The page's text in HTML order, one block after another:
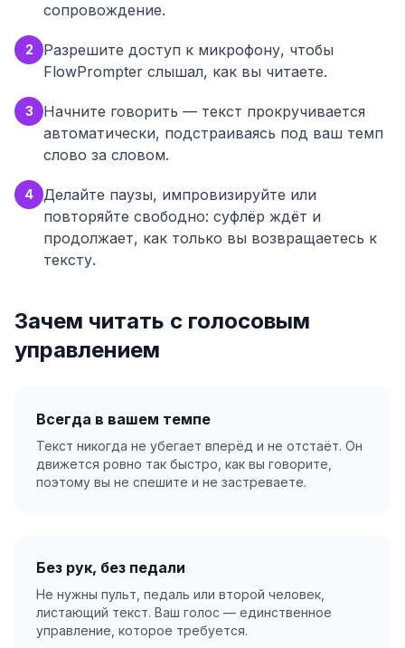
сопровождение.
2
Разрешите доступ к микрофону, чтобы
FlowPrompter слышал, как вы читаете.
3
Начните говорить — текст прокручивается
автоматически, подстраиваясь под ваш темп
слово за словом.
4
Делайте паузы, импровизируйте или
повторяйте свободно: суфлёр ждёт и
продолжает, как только вы возвращаетесь к
тексту.
Зачем читать с голосовым
управлением
Всегда в вашем темпе
Текст никогда не убегает вперёд и не отстаёт. Он
движется ровно так быстро, как вы говорите,
поэтому вы не спешите и не застреваете.
Без рук, без педали
Не нужны пульт, педаль или второй человек,
листающий текст. Ваш голос — единственное
управление, которое требуется.